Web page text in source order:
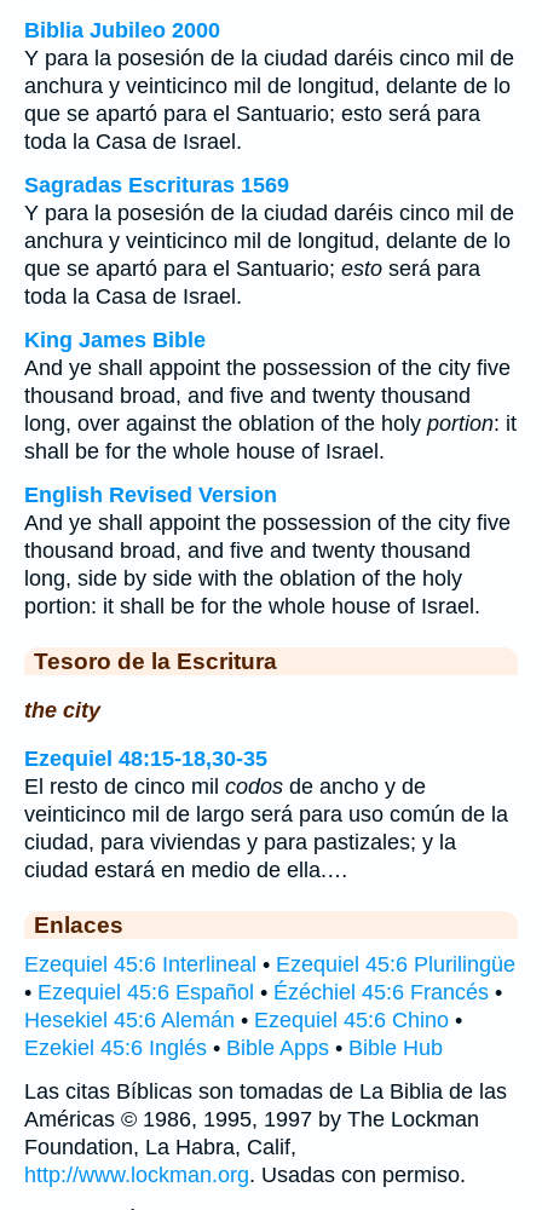
Biblia Jubileo 2000
Y para la posesión de la ciudad daréis cinco mil de
anchura y veinticinco mil de longitud, delante de lo
que se apartó para el Santuario; esto será para
toda la Casa de Israel.
Sagradas Escrituras 1569
Y para la posesión de la ciudad daréis cinco mil de
anchura y veinticinco mil de longitud, delante de lo
que se apartó para el Santuario; esto será para
toda la Casa de Israel.
King James Bible
And ye shall appoint the possession of the city five
thousand broad, and five and twenty thousand
long, over against the oblation of the holy portion: it
shall be for the whole house of Israel.
English Revised Version
And ye shall appoint the possession of the city five
thousand broad, and five and twenty thousand
long, side by side with the oblation of the holy
portion: it shall be for the whole house of Israel.
Tesoro de la Escritura
the city
Ezequiel 48:15-18,30-35
El resto de cinco mil codos de ancho y de
veinticinco mil de largo será para uso común de la
ciudad, para viviendas y para pastizales; y la
ciudad estará en medio de ella.…
Enlaces
Ezequiel 45:6 Interlineal • Ezequiel 45:6 Plurilingüe
• Ezequiel 45:6 Español • Ézéchiel 45:6 Francés •
Hesekiel 45:6 Alemán • Ezequiel 45:6 Chino •
Ezekiel 45:6 Inglés • Bible Apps • Bible Hub
Las citas Bíblicas son tomadas de La Biblia de las
Américas © 1986, 1995, 1997 by The Lockman
Foundation, La Habra, Calif,
http://www.lockman.org. Usadas con permiso.